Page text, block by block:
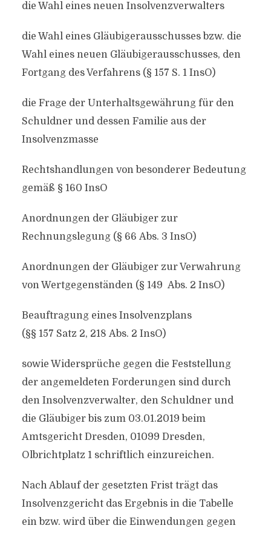
die Wahl eines neuen Insolvenzverwalters
die Wahl eines Gläubigerausschusses bzw. die
Wahl eines neuen Gläubigerausschusses, den
Fortgang des Verfahrens (§ 157 S. 1 InsO)
die Frage der Unterhaltsgewährung für den
Schuldner und dessen Familie aus der
Insolvenzmasse
Rechtshandlungen von besonderer Bedeutung
gemäß § 160 InsO
Anordnungen der Gläubiger zur
Rechnungslegung (§ 66 Abs. 3 InsO)
Anordnungen der Gläubiger zur Verwahrung
von Wertgegenständen (§ 149 Abs. 2 InsO)
Beauftragung eines Insolvenzplans
(§§ 157 Satz 2, 218 Abs. 2 InsO)
sowie Widersprüche gegen die Feststellung
der angemeldeten Forderungen sind durch
den Insolvenzverwalter, den Schuldner und
die Gläubiger bis zum 03.01.2019 beim
Amtsgericht Dresden, 01099 Dresden,
Olbrichtplatz 1 schriftlich einzureichen.
Nach Ablauf der gesetzten Frist trägt das
Insolvenzgericht das Ergebnis in die Tabelle
ein bzw. wird über die Einwendungen gegen